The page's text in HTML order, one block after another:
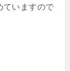
ていますので